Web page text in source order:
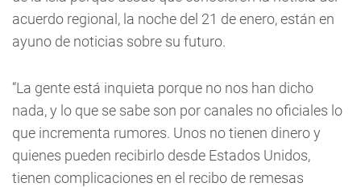
acuerdo regional, la noche del 21 de enero, están en
ayuno de noticias sobre su futuro.
“La gente está inquieta porque no nos han dicho
nada, y lo que se sabe son por canales no oficiales lo
que incrementa rumores. Unos no tienen dinero y
quienes pueden recibirlo desde Estados Unidos,
tienen complicaciones en el recibo de remesas